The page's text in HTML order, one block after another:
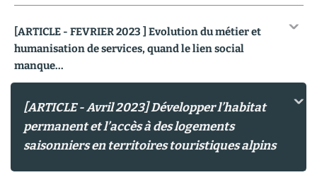
[ARTICLE - FEVRIER 2023 ] Evolution du métier et
humanisation de services, quand le lien social
manque...
[ARTICLE - Avril 2023] Développer l’habitat
permanent et l’accès à des logements
saisonniers en territoires touristiques alpins